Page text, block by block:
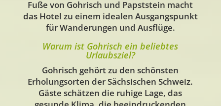
Fuße von Gohrisch und Papststein macht
das Hotel zu einem idealen Ausgangspunkt
für Wanderungen und Ausflüge.
Warum ist Gohrisch ein beliebtes
Urlaubsziel?
Gohrisch gehört zu den schönsten
Erholungsorten der Sächsischen Schweiz.
Gäste schätzen die ruhige Lage, das